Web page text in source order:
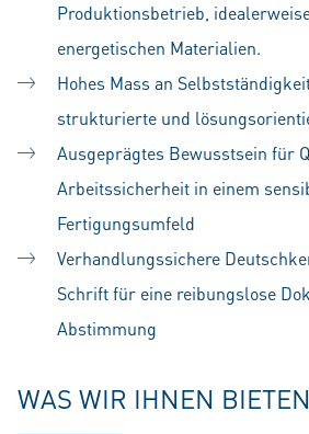
Produktionsbetrieb,
energetischen Materialien.
Hohes Mass an
strukturierte und
Ausgeprägtes Bewusstsein für
Arbeitssicherheit in einem
Fertigungsumfeld
Verhandlungssichere
Schrift für eine reibungslose
Abstimmung
WAS WIR IHNEN BIETEN